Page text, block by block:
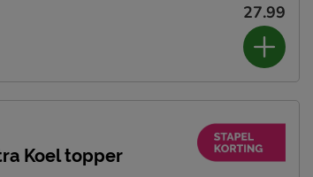
27.99
Koel topper